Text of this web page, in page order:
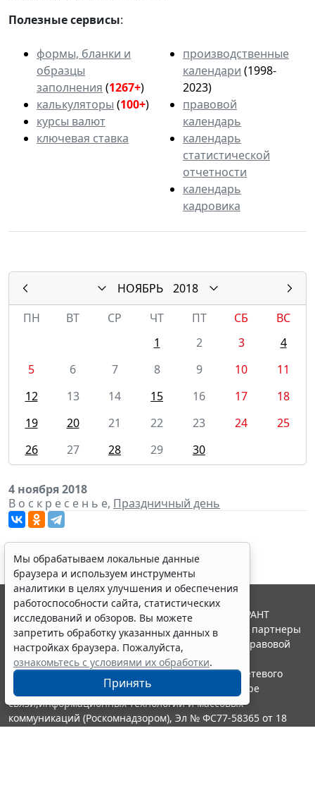
Полезные сервисы:
формы, бланки и
образцы
заполнения (1267+)
калькуляторы (100+)
курсы валют
ключевая ставка
производственные
календари (1998-
2023)
правовой
календарь
календарь
статистической
отчетности
календарь
кадровика
НОЯБРЬ
2018
ПН
ВТ СР ЧТ ПТ СБ
ВС
1
2 3
4
5
6 7 8 9 10
11
12
13 14 15 16 17
18
19
20 21 22 23 24
25
26
27 28 29 30
4 ноября 2018
В о с к р е с е н ь е, Праздничный день
Мы обрабатываем локальные данные
браузера и используем инструменты
аналитики в целях улучшения и обеспечения
работоспособности сайта, статистических
исследований и обзоров. Вы можете
запретить обработку указанных данных в
настройках браузера. Пожалуйста,
ознакомьтесь с условиями их обработки.
Принять
© ООО "НПП "ГАРАНТ-СЕРВИС", 2026. Система ГАРАНТ
выпускается с 1990 года. Компания "Гарант" и ее партнеры
являются участниками Российской ассоциации правовой
информации ГАРАНТ.
Портал ГАРАНТ.РУ зарегистрирован в качестве сетевого
издания Федеральной службой по надзору в сфере
связи,информационных технологий и массовых
коммуникаций (Роскомнадзором), Эл № ФС77-58365 от 18